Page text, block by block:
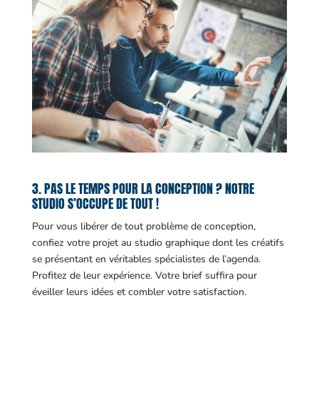
3. PAS LE TEMPS POUR LA CONCEPTION ? NOTRE
STUDIO S’OCCUPE DE TOUT !
Pour vous libérer de tout problème de conception,
confiez votre projet au studio graphique dont les créatifs
se présentant en véritables spécialistes de l’agenda.
Profitez de leur expérience. Votre brief suffira pour
éveiller leurs idées et combler votre satisfaction.